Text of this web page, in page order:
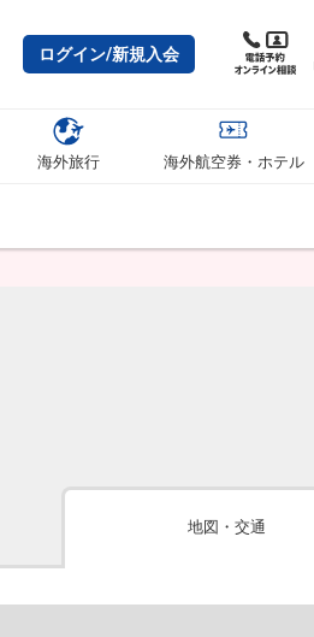
ログイン/新規入会
海外旅行 海外航空券・ホテル
地図・交通